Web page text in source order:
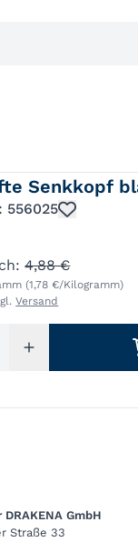
Senkkopf
556025
4,88 €
(1,78 €/Kilogramm)
Versand
GmbH
Straße 33